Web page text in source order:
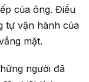
của ông. Điều
tự vận hành của
mặt.
người đã